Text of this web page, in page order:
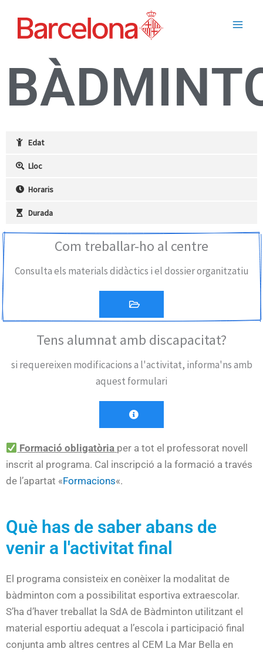
contenido
Edat
Lloc
Horaris
Durada
Com treballar-ho al centre
Consulta els materials didàctics i el dossier organitzatiu
Tens alumnat amb discapacitat?
si requereixen modificacions a l'activitat, informa'ns amb
aquest formulari
Formació obligatòria per a tot el professorat novell
inscrit al programa. Cal inscripció a la formació a través
de l’apartat «Formacions«.
Què has de saber abans de
venir a l'activitat final
El programa consisteix en conèixer la modalitat de
bàdminton com a possibilitat esportiva extraescolar.
S’ha d’haver treballat la SdA de Bàdminton utilitzant el
material esportiu adequat a l’escola i participació final
conjunta amb altres centres al CEM La Mar Bella en